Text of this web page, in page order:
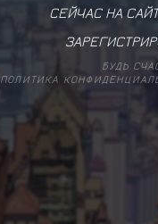
СЕЙЧАС НА
БУДЬ
ПОЛИТИКА